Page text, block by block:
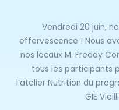
Vendredi 20 juin,
effervescence ! Nous
nos locaux M. Freddy
tous les participants
l’atelier Nutrition du
GIE